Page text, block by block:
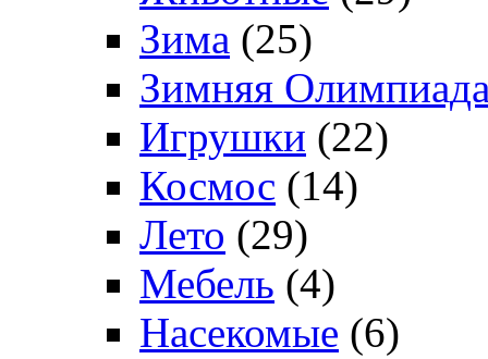
Зима (25)
Зимняя
Игрушки (22)
Космос (14)
Лето (29)
Мебель (4)
Насекомые (6)